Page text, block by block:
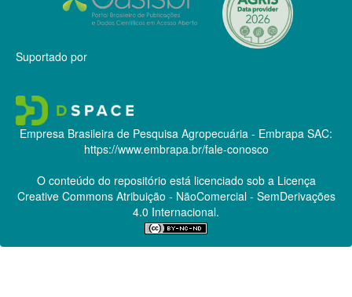
Suportado por
Empresa Brasileira de Pesquisa Agropecuária - Embrapa SAC:
https://www.embrapa.br/fale-conosco
O conteúdo do repositório está licenciado sob a Licença
Creative CommonsAtribuição - NãoComercial - SemDerivações
4.0 Internacional.